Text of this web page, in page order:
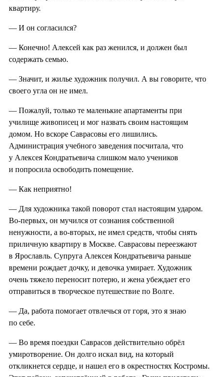
квартиру.
— И он согласился?
— Конечно! Алексей как раз женился, и должен был
содержать семью.
— Значит, и жилье художник получил. А вы говорите, что
своего угла он не имел.
— Пожалуй, только те маленькие апартаменты при
училище живописец и мог назвать своим настоящим
домом. Но вскоре Саврасовы его лишились.
Администрация учебного заведения посчитала, что
у Алексея Кондратьевича слишком мало учеников
и попросила освободить помещение.
— Как неприятно!
— Для художника такой поворот стал настоящим ударом.
Во-первых, он мучился от сознания собственной
ненужности, а во-вторых, не имел средств, чтобы снять
приличную квартиру в Москве. Саврасовы переезжают
в Ярославль. Супруга Алексея Кондратьевича раньше
времени рождает дочку, и девочка умирает. Художник
очень тяжело переносит потерю, и жена убеждает его
отправиться в творческое путешествие по Волге.
— Да, работа помогает отвлечься от горя, это я знаю
по себе.
— Во время поездки Саврасов действительно обрёл
умиротворение. Он долго искал вид, на который
откликнется сердце, и нашел его в окрестностях Костромы.